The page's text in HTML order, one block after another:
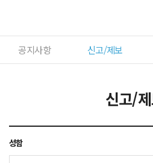
커뮤
공지사항 신고/제보
신고/
성함